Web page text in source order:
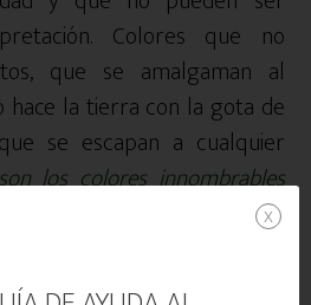
Colores que no
que se amalgaman al
hace la tierra con la gota de
se escapan a cualquier
los colores innombrables
el ser apesadumbrado no
x